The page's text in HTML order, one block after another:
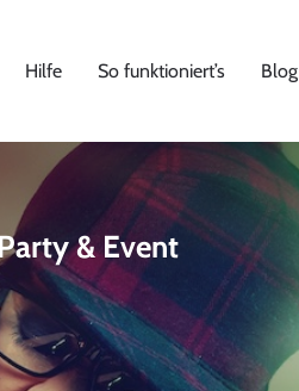
Hilfe So funktioniert’s Blog
& Event